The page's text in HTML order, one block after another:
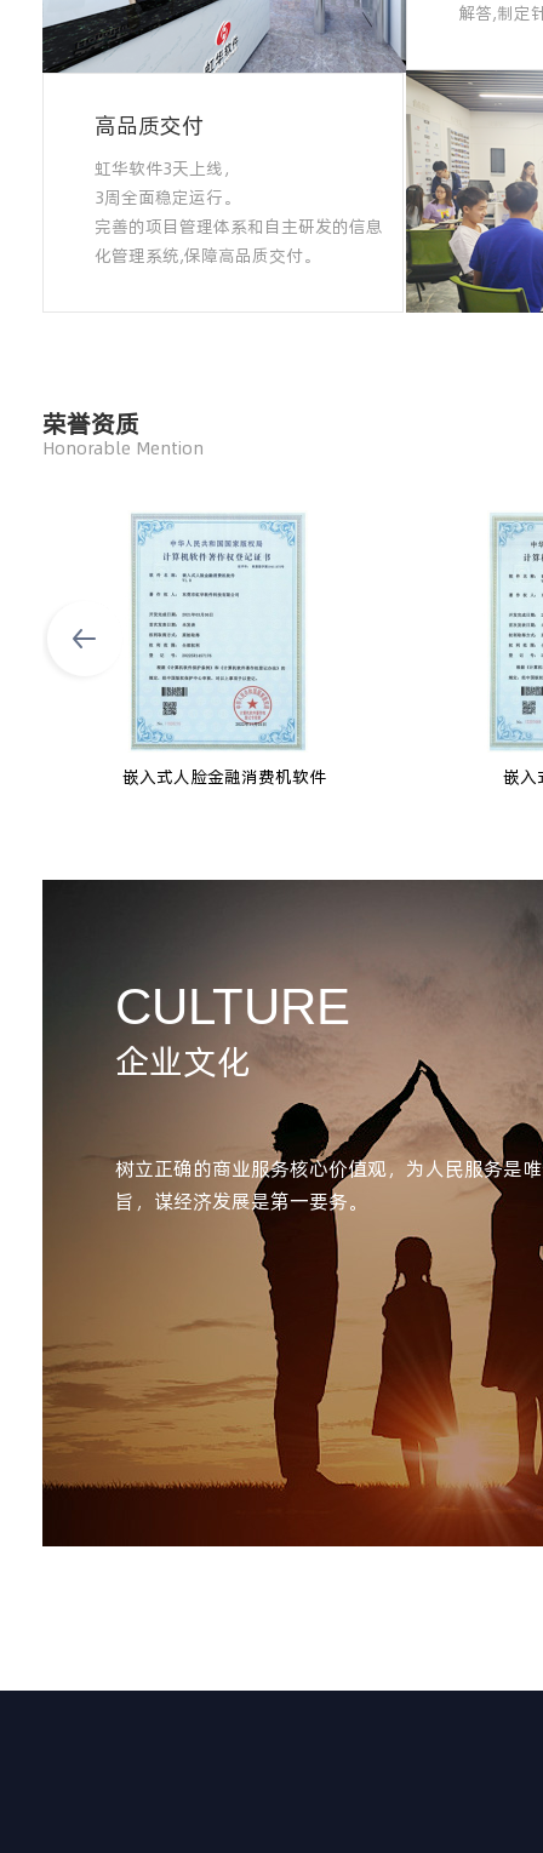
高品质交付
虹华软件3天上线，
3周全面稳定运行。
完善的项目管理体系和自主研发的信息
化管理系统,保障高品质交付。
解答,制定
荣誉资质
Honorable Mention
嵌入式人脸金融消费机软件 嵌入
CULTURE
企业文化
树立正确的商业服务核心价值观，为人民服务是
旨，谋经济发展是第一要务。